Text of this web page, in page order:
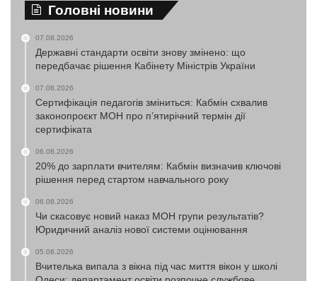
Головні новини
07.08.2026
Державні стандарти освіти знову змінено: що
передбачає рішення Кабінету Міністрів України
07.08.2026
Сертифікація педагогів зміниться: Кабмін схвалив
законопроєкт МОН про п’ятирічний термін дії
сертифіката
06.08.2026
20% до зарплати вчителям: Кабмін визначив ключові
рішення перед стартом навчального року
06.08.2026
Чи скасовує новий наказ МОН групи результатів?
Юридичний аналіз нової системи оцінювання
05.08.2026
Вчителька випала з вікна під час миття вікон у школі